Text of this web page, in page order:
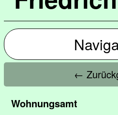
←
Wohnungsamt